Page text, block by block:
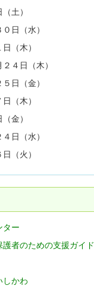
土）
（水）
（木）
（木）
日（金）
木）
金）
（水）
（火）
ター
者のための支援ガイド
しかわ